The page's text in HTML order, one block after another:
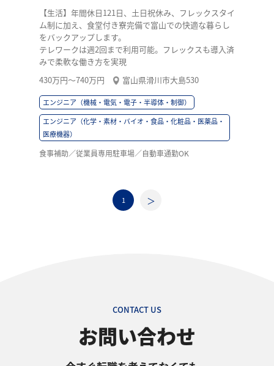
【生活】年間休日121日、土日祝休み、フレックスタイ
ム制に加え、食堂付き寮完備で富山での快適な暮らし
をバックアップします。
テレワークは週2回まで利用可能。フレックスも導入済
みで柔軟な働き方を実現
430万円〜740万円
富山県滑川市大島530
エンジニア（機械・電気・電子・半導体・制御）
エンジニア（化学・素材・バイオ・食品・化粧品・医薬品・
医療機器）
食事補助／従業員専用駐車場／自動車通勤OK
1
CONTACT US
お問い合わせ